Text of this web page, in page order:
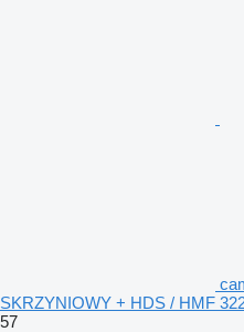
SKRZYNIOWY + HDS / HMF
57